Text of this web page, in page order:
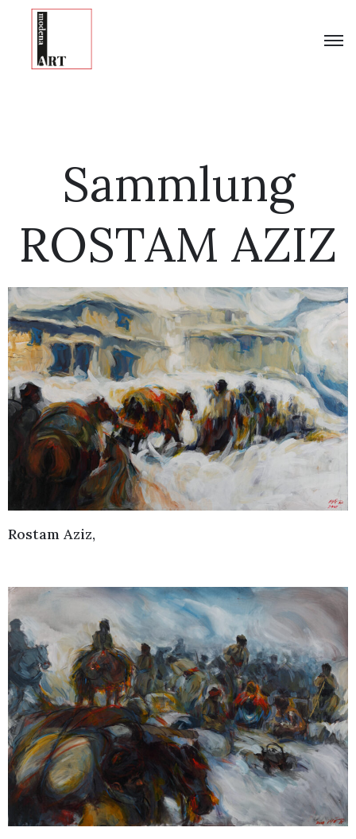
Sammlung
ROSTAM AZIZ
Rostam Aziz,